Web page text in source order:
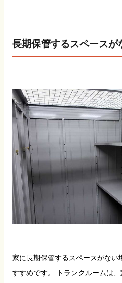
長期保管するスペースが
家に長期保管するスペースがない
すすめです。 トランクルームは